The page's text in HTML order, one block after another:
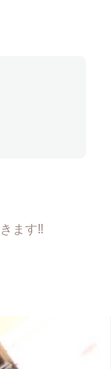
ます‼︎